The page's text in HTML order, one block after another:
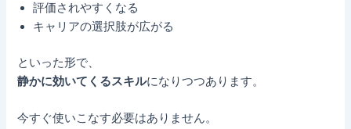
評価されやすくなる
キャリアの選択肢が広がる
といった形で、
静かに効いてくるスキルになりつつあります。
今すぐ使いこなす必要はありません。